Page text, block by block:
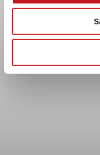
Evästeet
Tietosuoja
Tietopyyntö